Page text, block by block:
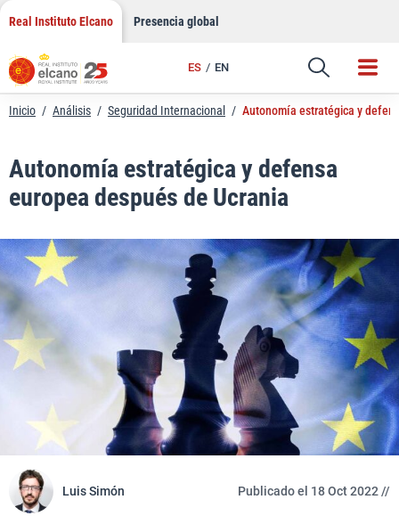
Saltar
contenido
Real Instituto Elcano Presencia global
ES EN
Enlace
Inicio / Análisis / Seguridad Internacional / Autonomía estratégica y
Autonomía estratégica y defensa
europea después de Ucrania
Luis Simón Publicado el 18 Oct 2022 //